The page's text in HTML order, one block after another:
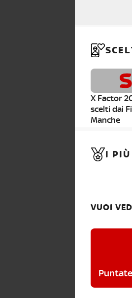
X Factor
scelti dai
Manche
I
VUOI
Puntate